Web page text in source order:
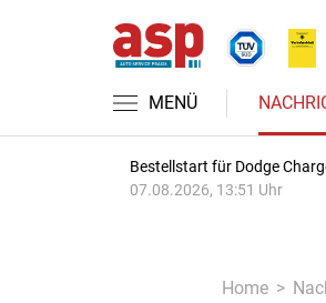
MENÜ
Bestellstart für Dodge
07.08.2026, 13:51 Uhr
Home